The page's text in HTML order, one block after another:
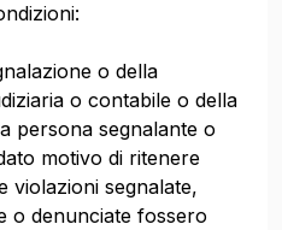
o della
o contabile o della
persona segnalante o
motivo di ritenere
violazioni segnalate,
o denunciate fossero